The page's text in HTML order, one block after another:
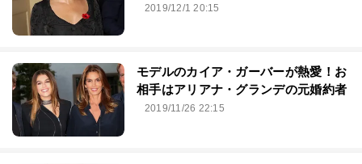
2019/12/1 20:15
モデルのカイア・ガーバーが熱愛！お
相手はアリアナ・グランデの元婚約者
2019/11/26 22:15